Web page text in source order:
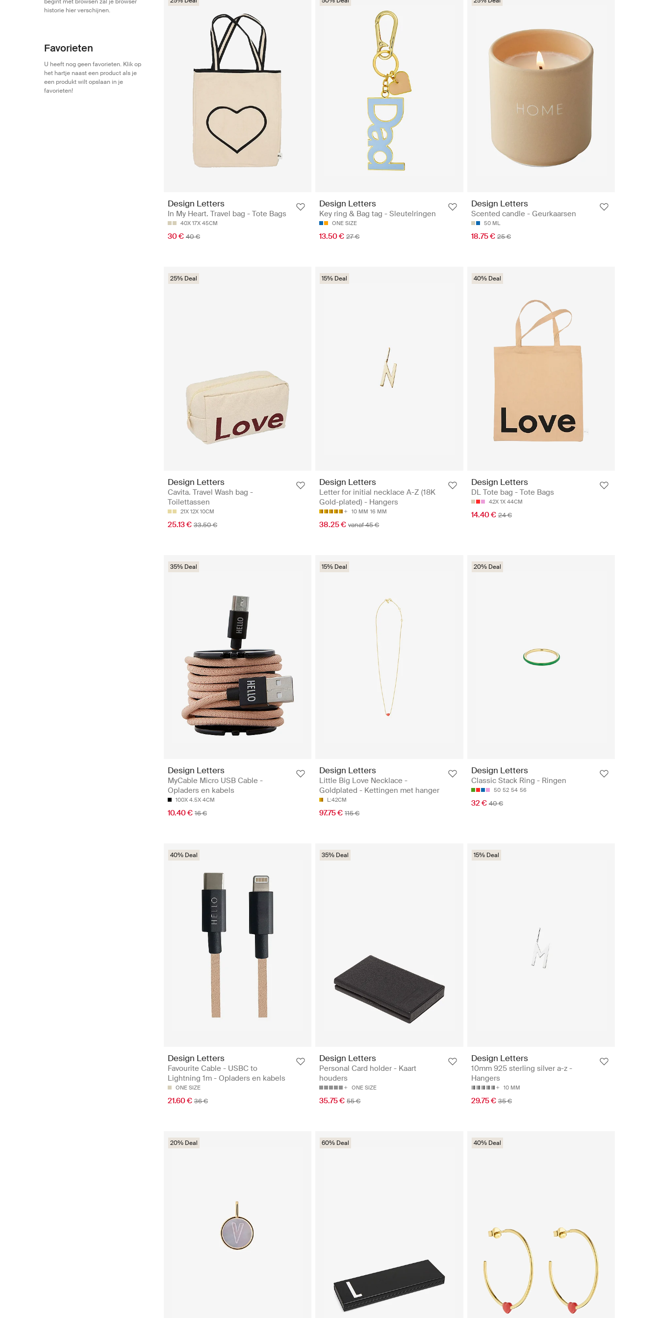
historie hier verschijnen.
Favorieten
U heeft nog geen favorieten. Klik op
het hartje naast een product als je
een produkt wilt opslaan in je
favorieten!
Design Letters
In My Heart. Travel bag - Tote Bags
40X 17X 45CM
30 € 40 €
Design Letters
Key ring & Bag tag - Sleutelringen
ONE SIZE
13.50 € 27 €
Design Letters
Scented candle - Geurkaarsen
50 ML
18.75 € 25 €
25% Deal
Design Letters
Cavita. Travel Wash bag -
Toilettassen
21X 12X 10CM
25.13 € 33.50 €
15% Deal
Design Letters
Letter for initial necklace A-Z (18K
Gold-plated) - Hangers
10 MM 16 MM
38.25 € vanaf 45 €
40% Deal
Design Letters
DL Tote bag - Tote Bags
42X 1X 44CM
14.40 € 24 €
35% Deal
Design Letters
MyCable Micro USB Cable -
Opladers en kabels
100X 4.5X 4CM
10.40 € 16 €
15% Deal
Design Letters
Little Big Love Necklace -
Goldplated - Kettingen met hanger
L:42CM
97.75 € 115 €
20% Deal
Design Letters
Classic Stack Ring - Ringen
50 52 54 56
32 € 40 €
40% Deal
Design Letters
Favourite Cable - USBC to
Lightning 1m - Opladers en kabels
ONE SIZE
21.60 € 36 €
35% Deal
Design Letters
Personal Card holder - Kaart
houders
ONE SIZE
35.75 € 55 €
15% Deal
Design Letters
10mm 925 sterling silver a-z -
Hangers
10 MM
29.75 € 35 €
20% Deal 60% Deal 40% Deal